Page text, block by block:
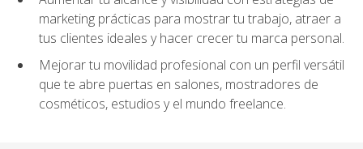
marketing prácticas para mostrar tu trabajo, atraer a
tus clientes ideales y hacer crecer tu marca personal.
Mejorar tu movilidad profesional con un perfil versátil
que te abre puertas en salones, mostradores de
cosméticos, estudios y el mundo freelance.